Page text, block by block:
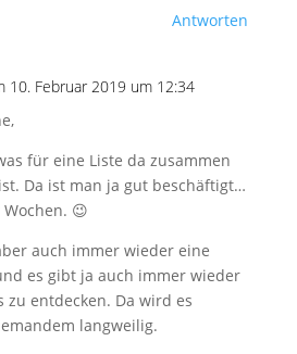
Antworten
10. Februar 2019 um 12:34
für eine Liste da zusammen
Da ist man ja gut beschäftigt…
😉
auch immer wieder eine
es gibt ja auch immer wieder
zu entdecken. Da wird es
langweilig.